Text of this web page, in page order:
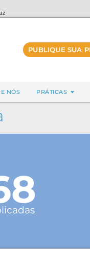
PUBLIQUE SUA
NÓS PRÁTICAS